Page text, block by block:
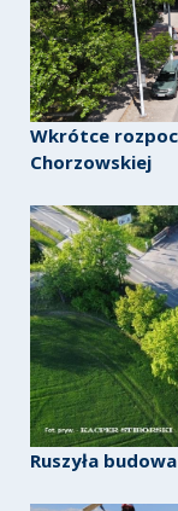
Wkrótce
Chorzowskiej
Ruszyła